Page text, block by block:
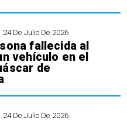
24 De Julio De 2026
fallecida al
vehículo en el
de
24 De Julio De 2026